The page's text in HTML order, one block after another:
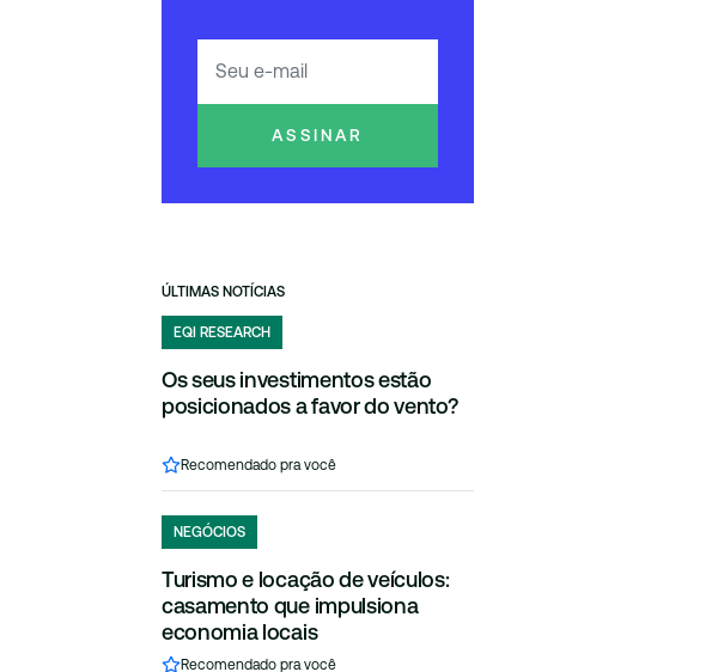
ASSINAR
ÚLTIMAS NOTÍCIAS
EQI RESEARCH
Os seus investimentos estão
posicionados a favor do vento?
Recomendado pra você
NEGÓCIOS
Turismo e locação de veículos:
casamento que impulsiona
economia locais
Recomendado pra você